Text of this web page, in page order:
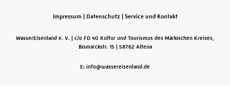
Impressum Datenschutz Service und Kontakt
WasserEisenland e. V.
c/o FD 40 Kultur und Tourismus des Märkischen Kreises,
Bismarckstr. 15
58762 Altena
E: info@wassereisenland.de